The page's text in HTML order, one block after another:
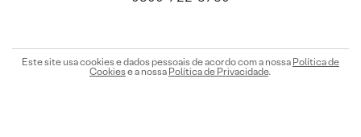
Este site usa cookies e dados pessoais de acordo com a nossa Política de
Cookiese a nossa Política de Privacidade.